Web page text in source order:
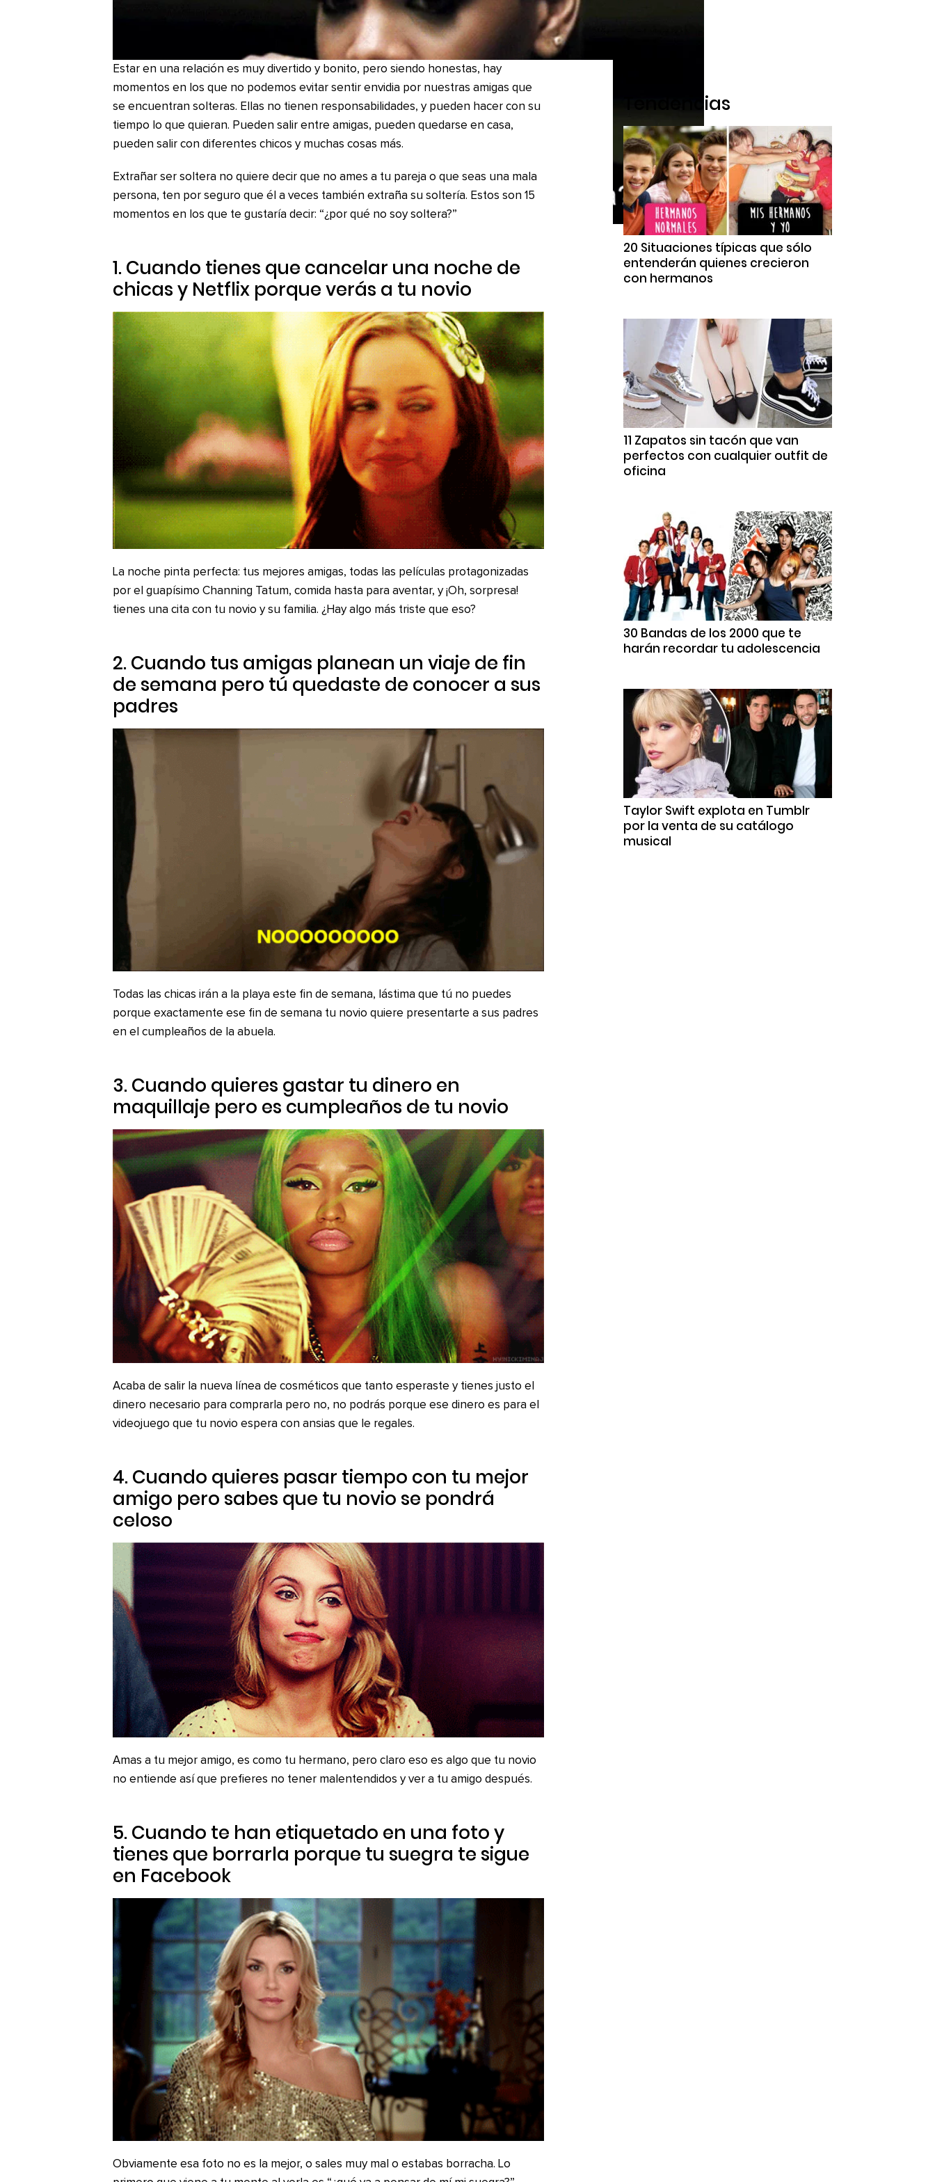
Estar en una relación es muy divertido y bonito, pero siendo honestas, hay
momentos en los que no podemos evitar sentir envidia por nuestras amigas que
se encuentran solteras. Ellas no tienen responsabilidades, y pueden hacer con su
tiempo lo que quieran. Pueden salir entre amigas, pueden quedarse en casa,
pueden salir con diferentes chicos y muchas cosas más.
Extrañar ser soltera no quiere decir que no ames a tu pareja o que seas una mala
persona, ten por seguro que él a veces también extraña su soltería. Estos son 15
momentos en los que te gustaría decir: “¿por qué no soy soltera?”
1. Cuando tienes que cancelar una noche de
chicas y Netflix porque verás a tu novio
La noche pinta perfecta: tus mejores amigas, todas las películas protagonizadas
por el guapísimo Channing Tatum, comida hasta para aventar, y ¡Oh, sorpresa!
tienes una cita con tu novio y su familia. ¿Hay algo más triste que eso?
2. Cuando tus amigas planean un viaje de fin
de semana pero tú quedaste de conocer a sus
padres
Todas las chicas irán a la playa este fin de semana, lástima que tú no puedes
porque exactamente ese fin de semana tu novio quiere presentarte a sus padres
en el cumpleaños de la abuela.
3. Cuando quieres gastar tu dinero en
maquillaje pero es cumpleaños de tu novio
Acaba de salir la nueva línea de cosméticos que tanto esperaste y tienes justo el
dinero necesario para comprarla pero no, no podrás porque ese dinero es para el
videojuego que tu novio espera con ansias que le regales.
4. Cuando quieres pasar tiempo con tu mejor
amigo pero sabes que tu novio se pondrá
celoso
Amas a tu mejor amigo, es como tu hermano, pero claro eso es algo que tu novio
no entiende así que prefieres no tener malentendidos y ver a tu amigo después.
5. Cuando te han etiquetado en una foto y
tienes que borrarla porque tu suegra te sigue
en Facebook
Obviamente esa foto no es la mejor, o sales muy mal o estabas borracha. Lo
Tendencias
20 Situaciones típicas que sólo
entenderán quienes crecieron
con hermanos
11 Zapatos sin tacón que van
perfectos con cualquier outfit de
oficina
30 Bandas de los 2000 que te
harán recordar tu adolescencia
Taylor Swift explota en Tumblr
por la venta de su catálogo
musical